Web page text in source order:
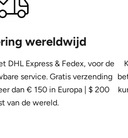
wereldwijd
DHL Express & Fedex, voor de
service. Gratis verzending
dan € 150 in Europa | $ 200
van de wereld.